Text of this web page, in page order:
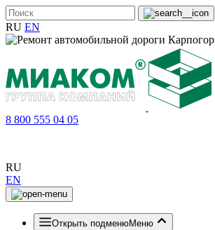
RU EN
8 800 555 04 05
RU
EN
Открыть подменюМеню